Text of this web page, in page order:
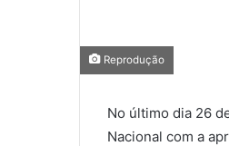
Reprodução
No último dia 26
Nacional com a